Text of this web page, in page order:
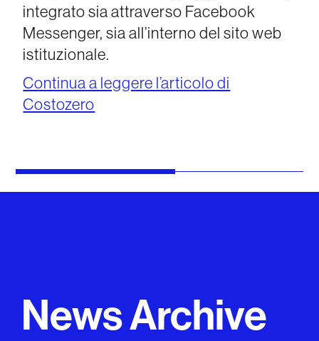
integrato sia attraverso Facebook
Messenger, sia all’interno del sito web
istituzionale.
Continua a leggere l’articolo di
Costozero
News Archive